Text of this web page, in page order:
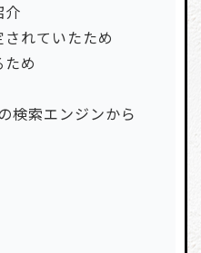
介
れていたため
め
検索エンジンから